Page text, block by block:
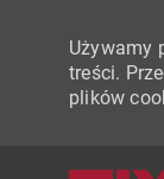
Używamy
treści.
plików